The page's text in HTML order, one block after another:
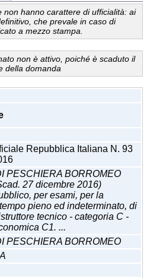
non hanno carattere di ufficialità: ai
che prevale in caso di
a mezzo stampa.
non è attivo, poiché è scaduto il
della domanda
Repubblica Italiana N. 93
PESCHIERA BORROMEO
27 dicembre 2016)
per esami, per la
pieno ed indeterminato, di
tecnico - categoria C -
C1. ...
PESCHIERA BORROMEO